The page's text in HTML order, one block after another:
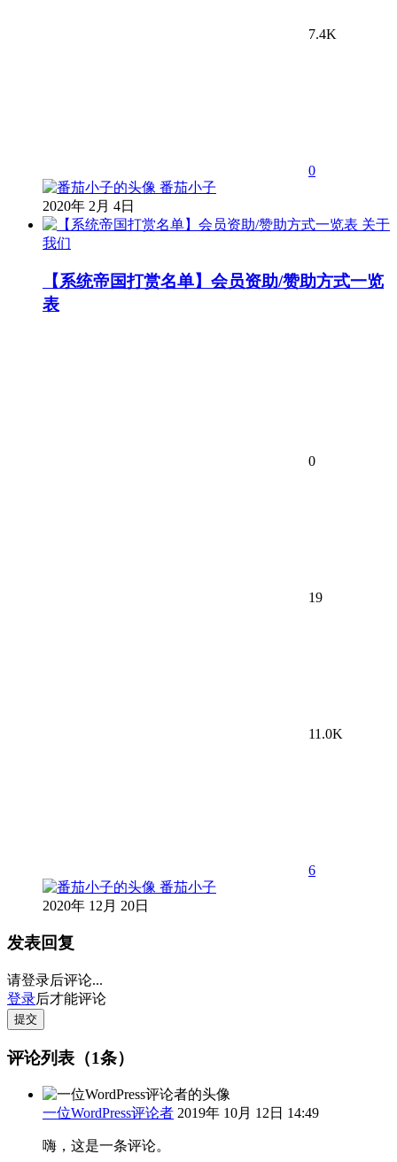
7.4K
0
番茄小子
2020年 2月 4日
关于
我们
【系统帝国打赏名单】会员资助/赞助方式一览
表
0
19
11.0K
6
番茄小子
2020年 12月 20日
发表回复
请登录后评论...
登录后才能评论
提交
评论列表（1条）
一位WordPress评论者 2019年 10月 12日 14:49
嗨，这是一条评论。